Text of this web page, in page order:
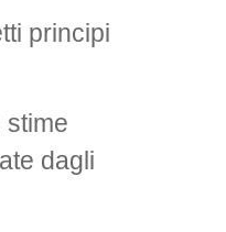
principi
stime
dagli